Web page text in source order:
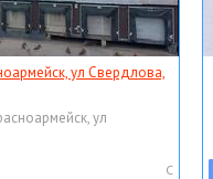
ул Свердлова,
ул
C